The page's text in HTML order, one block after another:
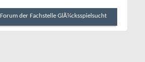
Forum der Fachstelle GlÃ¼cksspielsucht